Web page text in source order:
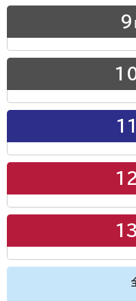
9
11
12
13